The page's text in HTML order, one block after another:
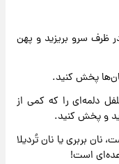
ظرف سرو بریزید و پهن
پخش کنید.
دلمه‌ای را که کمی از
و پخش کنید.
بربری یا نان تُردیلا
است!